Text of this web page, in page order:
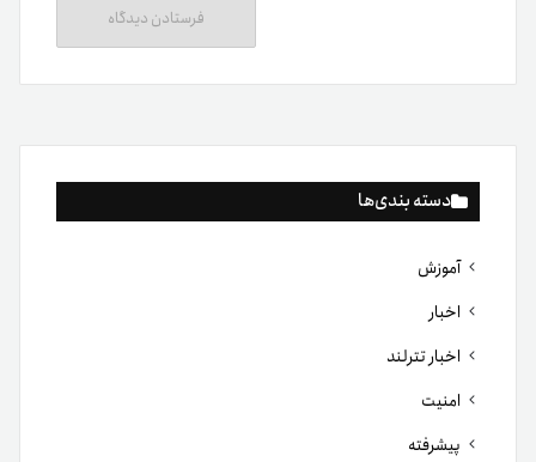
دسته بندی‌ها
آموزش
اخبار
اخبار تترلند
امنیت
پیشرفته